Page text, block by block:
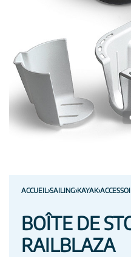
ACCUEIL›SAILING›KAYAK›
BOÎTE DE
RAILBLAZA